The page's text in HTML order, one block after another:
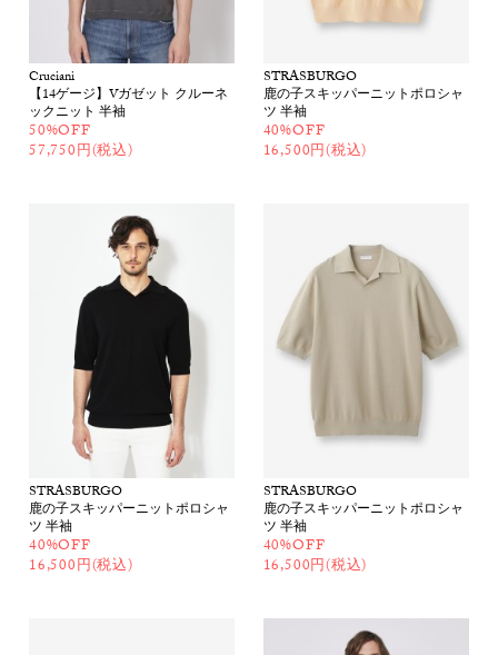
Cruciani
【14ゲージ】Vガゼット クルーネ
ックニット 半袖
50%OFF
57,750円(税込)
STRASBURGO
鹿の子スキッパーニットポロシャ
ツ 半袖
40%OFF
16,500円(税込)
STRASBURGO
鹿の子スキッパーニットポロシャ
ツ 半袖
40%OFF
16,500円(税込)
STRASBURGO
鹿の子スキッパーニットポロシャ
ツ 半袖
40%OFF
16,500円(税込)